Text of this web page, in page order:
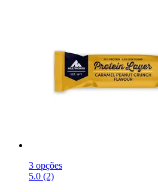
3 opções
5.0 (2)